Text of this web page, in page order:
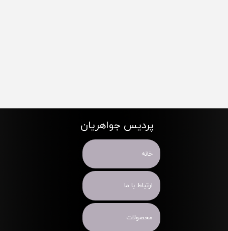
پردیس جواهریان
خانه
ارتباط با ما
محصولات